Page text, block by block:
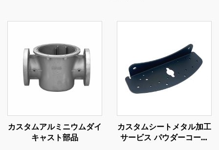
カスタムアルミニウムダイ
キャスト部品
カスタムシートメタル加工
サービス パウダーコーテ